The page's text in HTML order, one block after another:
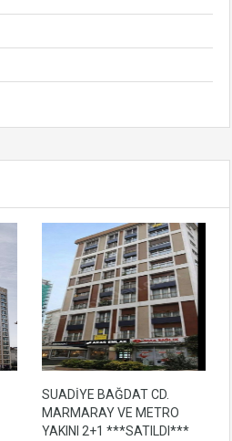
SUADİYE BAĞDAT CD.
MARMARAY VE METRO
YAKINI 2+1 ***SATILDI***